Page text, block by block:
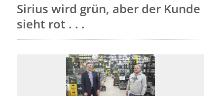
Sirius wird grün, aber der Kunde
sieht rot . . .